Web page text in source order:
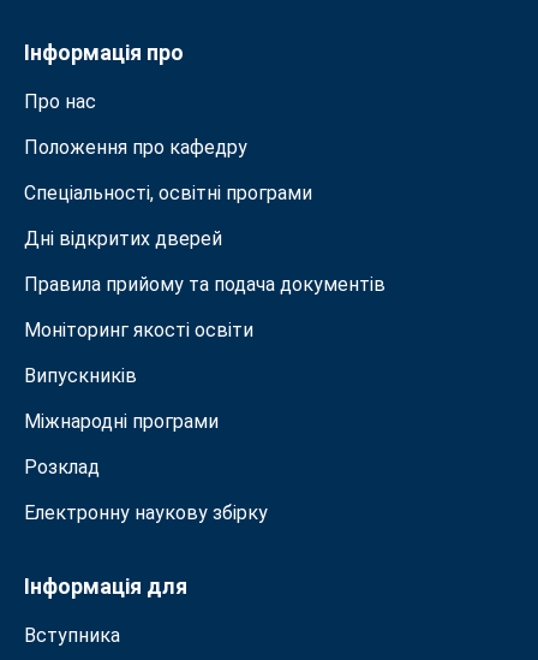
Інформація про
Про нас
Положення про кафедру
Спеціальності, освітні програми
Дні відкритих дверей
Правила прийому та подача документiв
Моніторинг якості освіти
Випускників
Міжнародні програми
Розклад
Електронну наукову збірку
Інформація для
Вступника